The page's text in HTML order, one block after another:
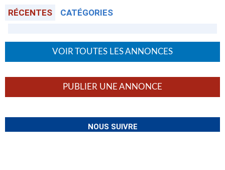
RÉCENTES CATÉGORIES
VOIR TOUTES LES ANNONCES
PUBLIER UNE ANNONCE
NOUS SUIVRE